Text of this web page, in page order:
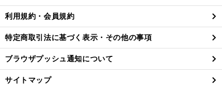
利用規約・会員規約
特定商取引法に基づく表示・その他の事項
ブラウザプッシュ通知について
サイトマップ